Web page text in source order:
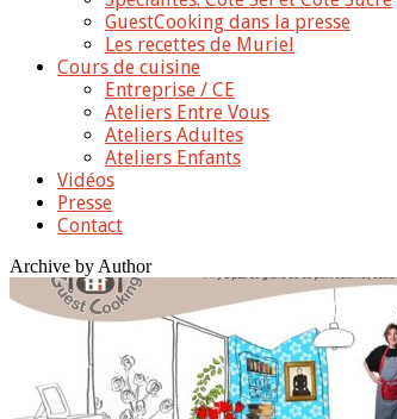
GuestCooking dans la presse
Les recettes de Muriel
Cours de cuisine
Entreprise / CE
Ateliers Entre Vous
Ateliers Adultes
Ateliers Enfants
Vidéos
Presse
Contact
Archive by Author